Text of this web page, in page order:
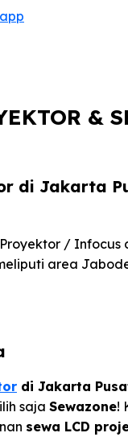
&
di Jakarta
/ Infocus
area
di Jakarta
saja Sewazone!
sewa LCD